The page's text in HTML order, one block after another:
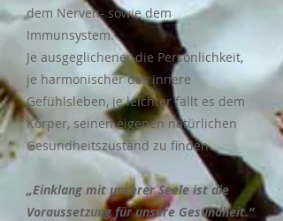
dem Nerven- sowie dem
Immunsystem.
Je ausgeglichener die Persönlichkeit,
je harmonischer das innere
Gefühlsleben, je leichter fällt es dem
Körper, seinen eigenen natürlichen
Gesundheitszustand zu finden.
„Einklang mit unserer Seele ist die
Voraussetzung für unsere Gesundheit.“